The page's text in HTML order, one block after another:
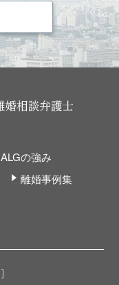
ALGの強み
離婚事例集